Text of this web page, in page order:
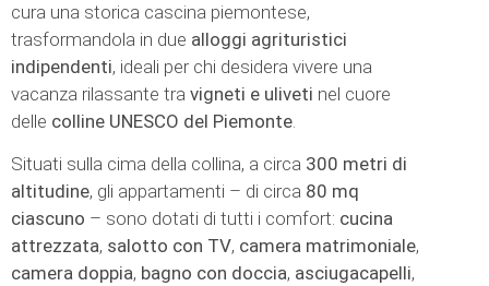
cura una storica cascina piemontese,
trasformandola in due alloggi agrituristici
indipendenti, ideali per chi desidera vivere una
vacanza rilassante tra vigneti e uliveti nel cuore
delle colline UNESCO del Piemonte.
Situati sulla cima della collina, a circa 300 metri di
altitudine, gli appartamenti – di circa 80 mq
ciascuno – sono dotati di tutti i comfort: cucina
attrezzata, salotto con TV, camera matrimoniale,
camera doppia, bagno con doccia, asciugacapelli,